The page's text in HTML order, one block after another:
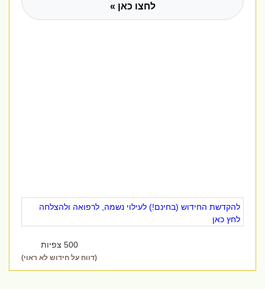
לחצו כאן »
להקדשת החידוש (בחינם!) לעילוי נשמה, לרפואה ולהצלחה
לחץ כאן
500 צפיות
(דווח על חידוש לא ראוי)